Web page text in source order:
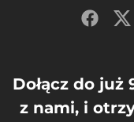
Dołącz do
z nami, i